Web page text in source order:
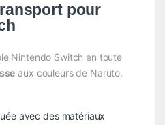
pour
Nintendo Switch en toute
aux couleurs de Naruto.
avec des matériaux